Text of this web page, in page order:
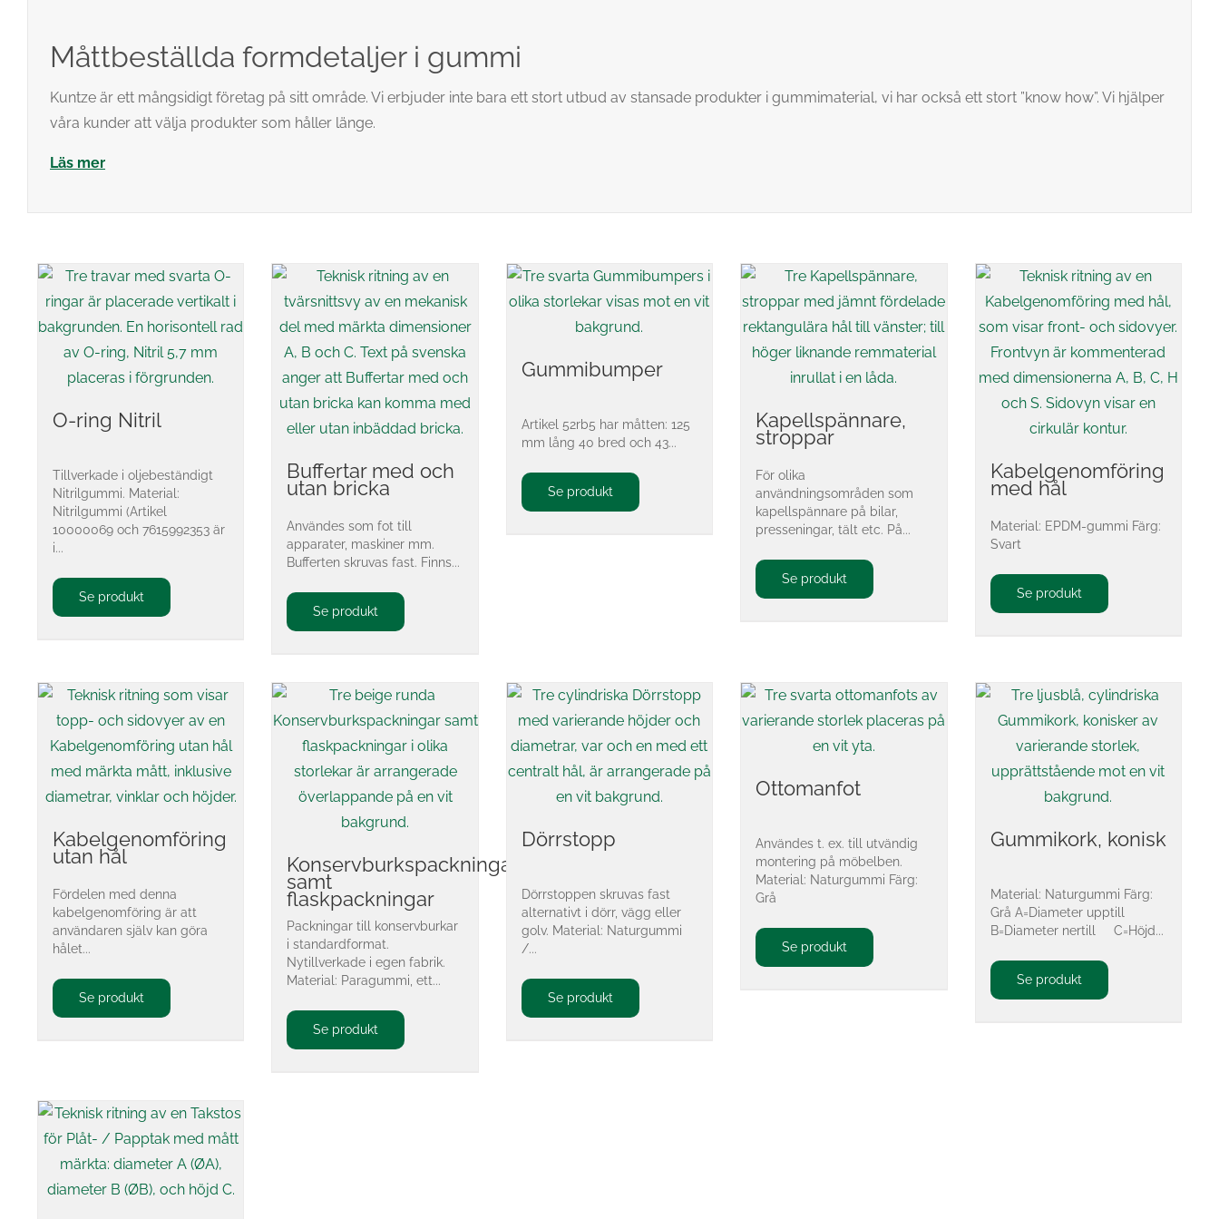
Måttbeställda formdetaljer i gummi
Kuntze är ett mångsidigt företag på sitt område. Vi erbjuder inte bara ett stort utbud av stansade produkter i gummimaterial, vi har också ett stort ”know how”. Vi hjälper
våra kunder att välja produkter som håller länge.
Läs mer
O-ring Nitril
Tillverkade i oljebeständigt
Nitrilgummi. Material:
Nitrilgummi (Artikel
10000069 och 7615992353 är
i...
Se produkt
Buffertar med och
utan bricka
Användes som fot till
apparater, maskiner mm.
Bufferten skruvas fast. Finns...
Se produkt
Gummibumper
Artikel 52rb5 har måtten: 125
mm lång 40 bred och 43...
Se produkt
Kapellspännare,
stroppar
För olika
användningsområden som
kapellspännare på bilar,
presseningar, tält etc. På...
Se produkt
Kabelgenomföring
med hål
Material: EPDM-gummi Färg:
Svart
Se produkt
Kabelgenomföring
utan hål
Fördelen med denna
kabelgenomföring är att
användaren själv kan göra
hålet...
Se produkt
Konservburkspackningar
samt
flaskpackningar
Packningar till konservburkar
i standardformat.
Nytillverkade i egen fabrik.
Material: Paragummi, ett...
Se produkt
Dörrstopp
Dörrstoppen skruvas fast
alternativt i dörr, vägg eller
golv. Material: Naturgummi
/...
Se produkt
Ottomanfot
Användes t. ex. till utvändig
montering på möbelben.
Material: Naturgummi Färg:
Grå
Se produkt
Gummikork, konisk
Material: Naturgummi Färg:
Grå A=Diameter upptill
B=Diameter nertill C=Höjd...
Se produkt